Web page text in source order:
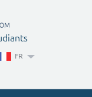
FR